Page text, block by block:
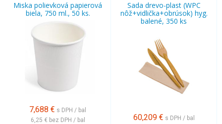
Miska polievková papierová
biela, 750 ml., 50 ks.
7,688 € s DPH / bal
6,25 € bez DPH / bal
Sada drevo-plast (WPC
nôž+vidlička+obrúsok) hyg.
balené, 350 ks
60,209 € s DPH / bal